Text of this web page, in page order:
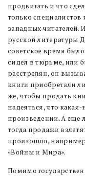
продвигать и что
только
западных читателей. И
русской литературы
советское время
сидел в тюрьме, или
расстрелян, он
книги приобретали
же, чтобы продать
надеяться, что
произведении. А еще
тогда продажи
произошло,
«Войны и Мира».
Помимо